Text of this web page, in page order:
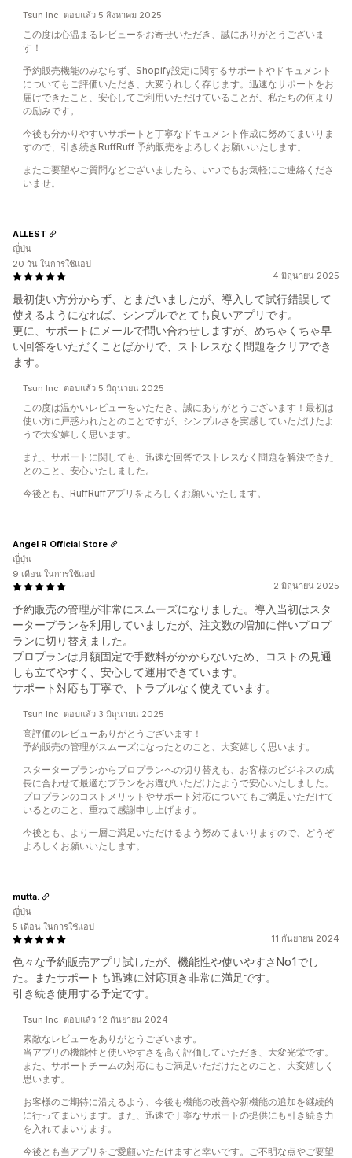
Tsun Inc. ตอบแล้ว 5 สิงหาคม 2025
この度は心温まるレビューをお寄せいただき、誠にありがとうございま
す！
予約販売機能のみならず、Shopify設定に関するサポートやドキュメント
についてもご評価いただき、大変うれしく存じます。迅速なサポートをお
届けできたこと、安心してご利用いただけていることが、私たちの何より
の励みです。
今後も分かりやすいサポートと丁寧なドキュメント作成に努めてまいりま
すので、引き続きRuffRuff 予約販売をよろしくお願いいたします。
またご要望やご質問などございましたら、いつでもお気軽にご連絡くださ
いませ。
4 มิถุนายน 2025
最初使い方分からず、とまだいましたが、導入して試行錯誤して
使えるようになれば、シンプルでとても良いアプリです。
更に、サポートにメールで問い合わせしますが、めちゃくちゃ早
い回答をいただくことばかりで、ストレスなく問題をクリアでき
ます。
ALLEST
ญี่ปุ่น
20 วัน ในการใช้แอป
Tsun Inc. ตอบแล้ว 5 มิถุนายน 2025
この度は温かいレビューをいただき、誠にありがとうございます！最初は
使い方に戸惑われたとのことですが、シンプルさを実感していただけたよ
うで大変嬉しく思います。
また、サポートに関しても、迅速な回答でストレスなく問題を解決できた
とのこと、安心いたしました。
今後とも、RuffRuffアプリをよろしくお願いいたします。
2 มิถุนายน 2025
予約販売の管理が非常にスムーズになりました。導入当初はスタ
ータープランを利用していましたが、注文数の増加に伴いプロプ
ランに切り替えました。
プロプランは月額固定で手数料がかからないため、コストの見通
しも立てやすく、安心して運用できています。
サポート対応も丁寧で、トラブルなく使えています。
Angel R Official Store
ญี่ปุ่น
9 เดือน ในการใช้แอป
Tsun Inc. ตอบแล้ว 3 มิถุนายน 2025
高評価のレビューありがとうございます！
予約販売の管理がスムーズになったとのこと、大変嬉しく思います。
スタータープランからプロプランへの切り替えも、お客様のビジネスの成
長に合わせて最適なプランをお選びいただけたようで安心いたしました。
プロプランのコストメリットやサポート対応についてもご満足いただけて
いるとのこと、重ねて感謝申し上げます。
今後とも、より一層ご満足いただけるよう努めてまいりますので、どうぞ
よろしくお願いいたします。
11 กันยายน 2024
色々な予約販売アプリ試したが、機能性や使いやすさNo1でし
た。またサポートも迅速に対応頂き非常に満足です。
引き続き使用する予定です。
mutta.
ญี่ปุ่น
5 เดือน ในการใช้แอป
Tsun Inc. ตอบแล้ว 12 กันยายน 2024
素敵なレビューをありがとうございます。
当アプリの機能性と使いやすさを高く評価していただき、大変光栄です。
また、サポートチームの対応にもご満足いただけたとのこと、大変嬉しく
思います。
お客様のご期待に沿えるよう、今後も機能の改善や新機能の追加を継続的
に行ってまいります。また、迅速で丁寧なサポートの提供にも引き続き力
を入れてまいります。
今後とも当アプリをご愛顧いただけますと幸いです。ご不明な点やご要望